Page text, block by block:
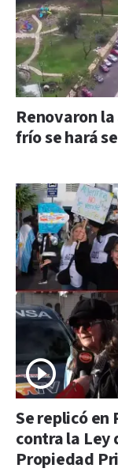
Renovaron
frío se hará
Se replicó en
contra la
Propiedad